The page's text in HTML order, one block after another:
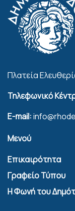
Πλατεία
Τηλεφωνικό
E-mail:
Μενού
Επικαιρότητα
Γραφείο Τύπου
Η Φωνή του